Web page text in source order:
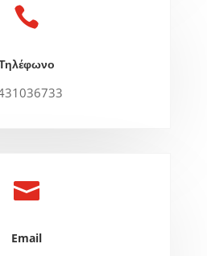


Email